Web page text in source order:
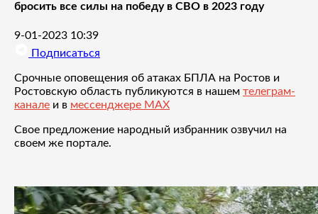
бросить все силы на победу в СВО в 2023 году
9-01-2023 10:39
Подписаться
Срочные оповещения об атаках БПЛА на Ростов и
Ростовскую область публикуются в нашем телеграм-
канале и в мессенджере MAX
Свое предложение народный избранник озвучил на
своем же портале.